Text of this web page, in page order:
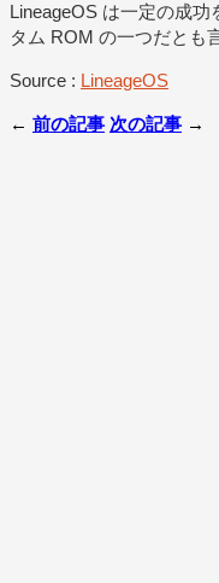
LineageOS は一定の成
タム ROM の一つだとも
Source : LineageOS
← 前の記事 次の記事 →